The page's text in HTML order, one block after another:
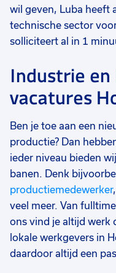
wil geven, Luba heeft
technische sector
solliciteert al in 1
Industrie
vacatures
Ben je toe aan een
productie? Dan
ieder niveau bieden
banen. Denk
productiemedewerker,
veel meer. Van
ons vind je altijd werk
lokale werkgevers in
daardoor altijd een